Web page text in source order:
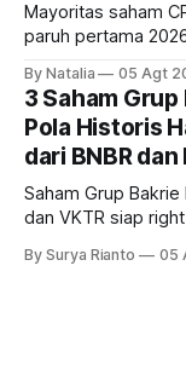
Mayoritas saham
paruh pertama
diprediksi semakin
prospeknya?
By Natalia 05 Agt
3 Saham
Pola Historis
dari BNBR dan
Saham Grup Bakrie
dan VKTR siap
pola saham Grup
By Surya Rianto 05